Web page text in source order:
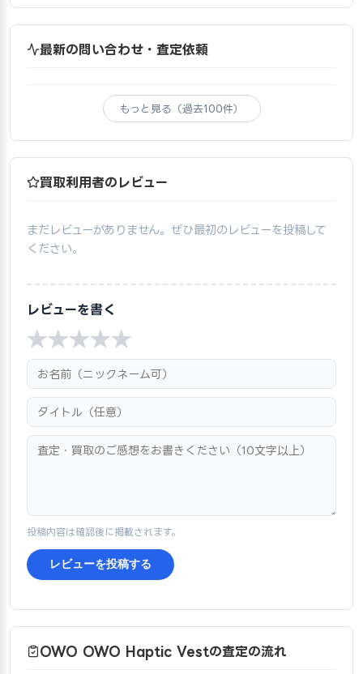
最新の問い合わせ・査定依頼
もっと見る（過去100件）
買取利用者のレビュー
まだレビューがありません。ぜひ最初のレビューを投稿して
ください。
レビューを書く
★
★
★
★
★
投稿内容は確認後に掲載されます。
レビューを投稿する
OWO OWO Haptic Vestの査定の流れ